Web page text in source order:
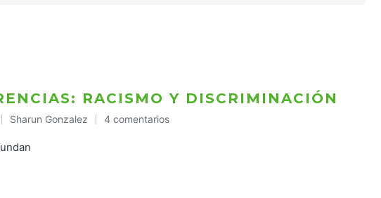
RACISMO Y DISCRIMINACIÓN
Publicado
en
Sharun Gonzalez 4 comentarios